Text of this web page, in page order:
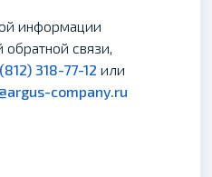
информации
связи,
318-77-12 или
company.ru